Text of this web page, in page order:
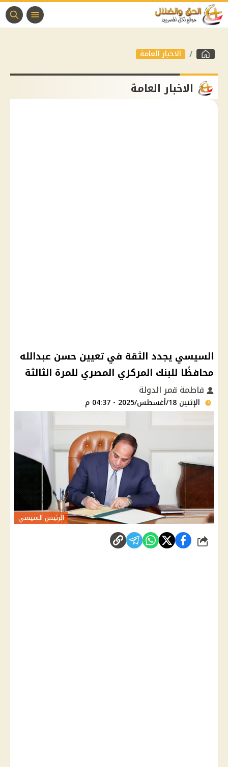
الاخبار العامة
الاخبار العامة
السيسي يجدد الثقة في تعيين حسن عبدالله
محافظًا للبنك المركزي المصري للمرة الثالثة
فاطمة قمر الدولة
الإثنين 18/أغسطس/2025 - 04:37 م
الرئيس السيسي
شارك